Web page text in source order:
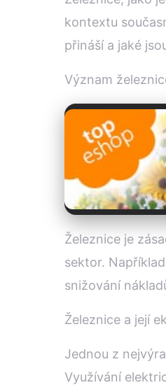
kontextu
přináší a jaké
Význam
Železnice je
sektor.
snižování
Železnice a její
Jednou z
Využívání